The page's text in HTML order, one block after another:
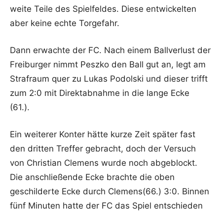
weite Teile des Spielfeldes. Diese entwickelten
aber keine echte Torgefahr.
Dann erwachte der FC. Nach einem Ballverlust der
Freiburger nimmt Peszko den Ball gut an, legt am
Strafraum quer zu Lukas Podolski und dieser trifft
zum 2:0 mit Direktabnahme in die lange Ecke
(61.).
Ein weiterer Konter hätte kurze Zeit später fast
den dritten Treffer gebracht, doch der Versuch
von Christian Clemens wurde noch abgeblockt.
Die anschließende Ecke brachte die oben
geschilderte Ecke durch Clemens(66.) 3:0. Binnen
fünf Minuten hatte der FC das Spiel entschieden